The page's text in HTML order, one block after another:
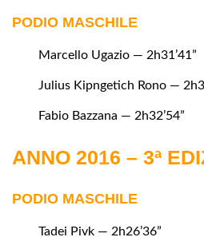
PODIO MASCHILE
Marcello Ugazio — 2h31’41”
Julius Kipngetich Rono —
Fabio Bazzana — 2h32’54”
ANNO 2016 – 3ª
PODIO MASCHILE
Tadei Pivk — 2h26’36”